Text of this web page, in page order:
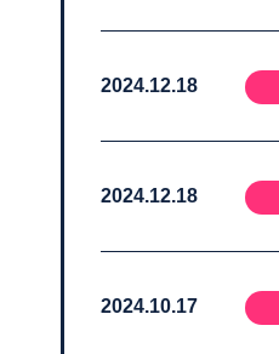
2024.12.18
2024.12.18
2024.10.17